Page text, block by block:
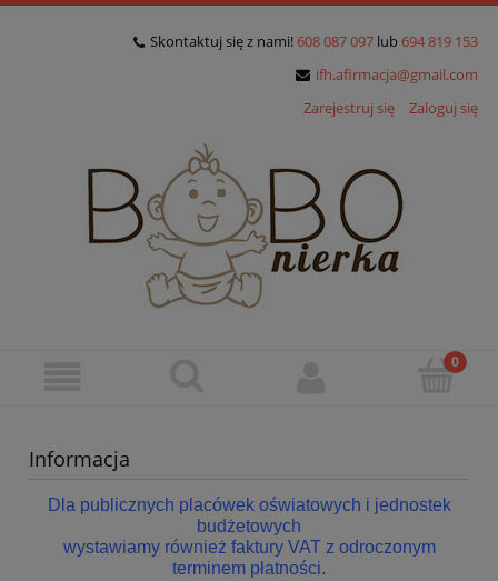
Skontaktuj się z nami! 608 087 097 lub 694 819 153
ifh.afirmacja@gmail.com
Zarejestruj się
Zaloguj się
Informacja
Dla publicznych placówek oświatowych i jednostek
budżetowych
wystawiamy również faktury VAT z odroczonym
terminem płatności.